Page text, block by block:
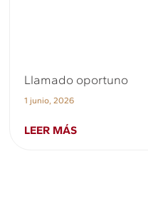
Llamado oportuno
1 junio, 2026
LEER MÁS